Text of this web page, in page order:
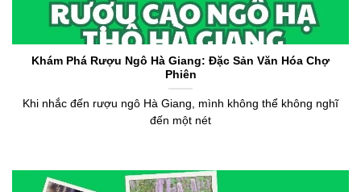
Khám Phá Rượu Ngô Hà Giang: Đặc Sản Văn Hóa Chợ
Phiên
Khi nhắc đến rượu ngô Hà Giang, mình không thể không nghĩ
đến một nét